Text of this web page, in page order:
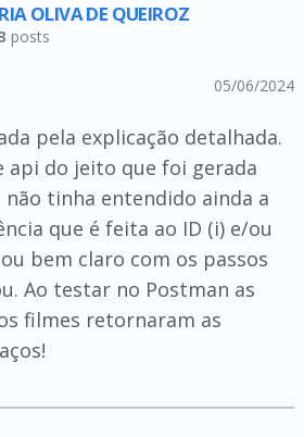
OLIVA DE QUEIROZ
posts
05/06/2024
pela explicação detalhada.
api do jeito que foi gerada
não tinha entendido ainda a
que é feita ao ID (i) e/ou
bem claro com os passos
Ao testar no Postman as
filmes retornaram as